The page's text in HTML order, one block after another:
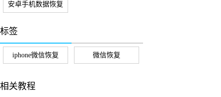
安卓手机数据恢复
标签
iphone微信恢复 微信恢复
相关教程